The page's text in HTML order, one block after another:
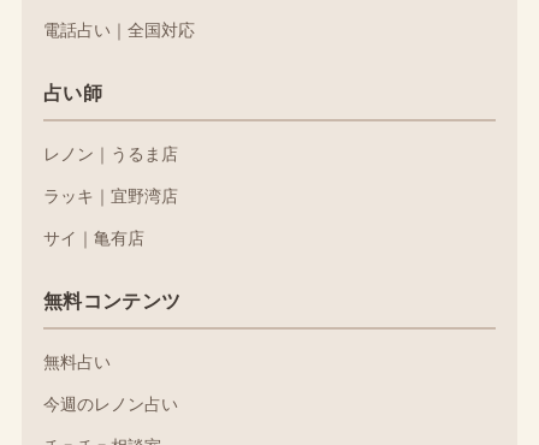
電話占い｜全国対応
占い師
レノン｜うるま店
ラッキ｜宜野湾店
サイ｜亀有店
無料コンテンツ
無料占い
今週のレノン占い